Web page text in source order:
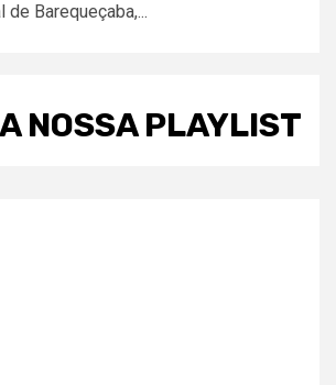
Barequeçaba,...
NOSSA PLAYLIST